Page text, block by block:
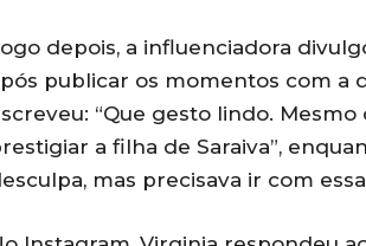
depois, a influenciadora
publicar os momentos com a
“Que gesto lindo.
a filha de Saraiva”,
mas precisava ir com